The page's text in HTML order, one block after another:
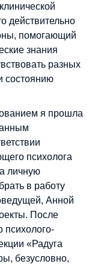
действительно
помогающий
знания
разных
состоянию
я прошла
психолога
личную
в работу
Анной
После
психолого-
«Радуга
безусловно,